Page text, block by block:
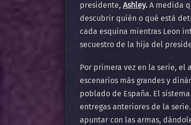
presidente, Ashley. A medida
descubrir quién o qué está
cada esquina mientras Leon
secuestro de la hija del
Por primera vez en la serie,
escenarios más grandes y
poblado de España.​ El
entregas anteriores de la
apuntar con las armas,